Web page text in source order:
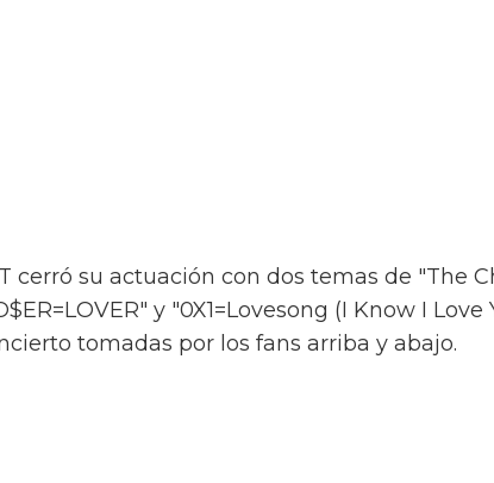
cerró su actuación con dos temas de "The
y "0X1=Lovesong (I Know I
tomadas por los fans arriba y abajo.